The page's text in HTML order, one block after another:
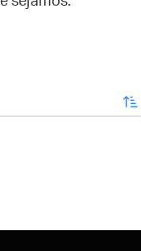
enviar